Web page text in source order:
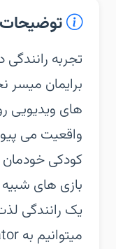
توضیحات
تجربه
برایمان میسر
های ویدیویی
واقعیت می
کودکی خودمان
بازی های
یک رانندگی